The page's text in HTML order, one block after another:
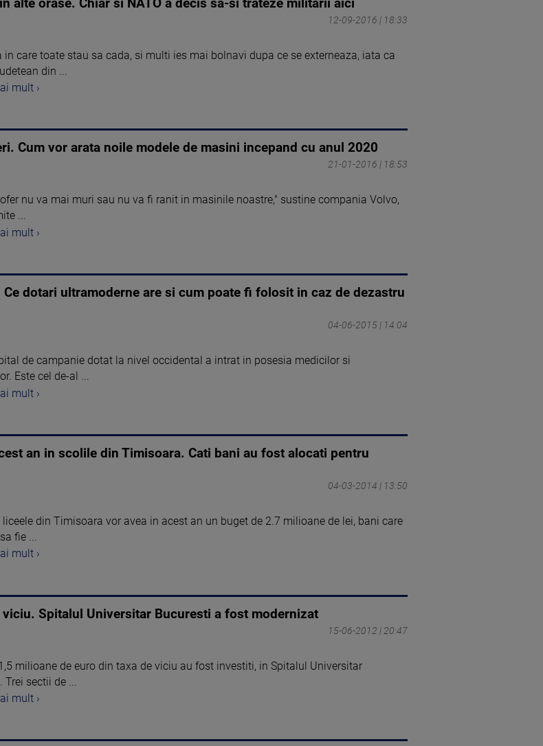
alte orase. Chiar si NATO a decis sa-si trateze militarii aici
12-09-2016 | 18:33
in care toate stau sa cada, si multi ies mai bolnavi dupa ce se externeaza, iata ca
din ...
mult ›
Cum vor arata noile modele de masini incepand cu anul 2020
21-01-2016 | 18:53
nu va mai muri sau nu va fi ranit in masinile noastre," sustine compania Volvo,
...
mult ›
dotari ultramoderne are si cum poate fi folosit in caz de dezastru
04-06-2015 | 14:04
de campanie dotat la nivel occidental a intrat in posesia medicilor si
Este cel de-al ...
mult ›
an in scolile din Timisoara. Cati bani au fost alocati pentru
04-03-2014 | 13:50
liceele din Timisoara vor avea in acest an un buget de 2.7 milioane de lei, bani care
fie ...
mult ›
Spitalul Universitar Bucuresti a fost modernizat
15-06-2012 | 20:47
milioane de euro din taxa de viciu au fost investiti, in Spitalul Universitar
sectii de ...
mult ›